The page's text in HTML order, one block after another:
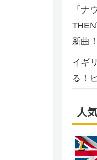
「ナ
新曲！
イギ
る！
人